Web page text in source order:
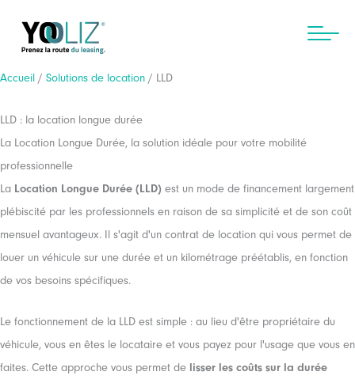
contenu
Accueil / Solutions de location / LLD
LLD : la location longue durée
La Location Longue Durée, la solution idéale pour votre mobilité
professionnelle
La Location Longue Durée (LLD) est un mode de financement largement
plébiscité par les professionnels en raison de sa simplicité et de son coût
mensuel avantageux. Il s'agit d'un contrat de location qui vous permet de
louer un véhicule sur une durée et un kilométrage préétablis, en fonction
de vos besoins spécifiques.
Le fonctionnement de la LLD est simple : au lieu d'être propriétaire du
véhicule, vous en êtes le locataire et vous payez pour l'usage que vous en
faites. Cette approche vous permet de lisser les coûts sur la durée